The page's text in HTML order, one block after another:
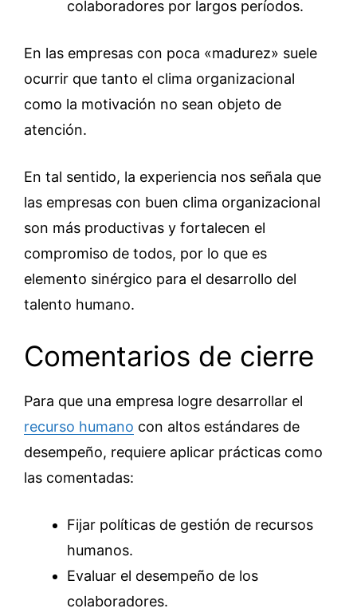
colaboradores por largos períodos.
En las empresas con poca «madurez» suele
ocurrir que tanto el clima organizacional
como la motivación no sean objeto de
atención.
En tal sentido, la experiencia nos señala que
las empresas con buen clima organizacional
son más productivas y fortalecen el
compromiso de todos, por lo que es
elemento sinérgico para el desarrollo del
talento humano.
Comentarios de cierre
Para que una empresa logre desarrollar el
recurso humano con altos estándares de
desempeño, requiere aplicar prácticas como
las comentadas:
Fijar políticas de gestión de recursos
humanos.
Evaluar el desempeño de los
colaboradores.